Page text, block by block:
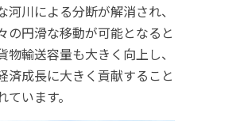
河川による分断が解消され、
の円滑な移動が可能となると
物輸送容量も大きく向上し、
済成長に大きく貢献すること
います。